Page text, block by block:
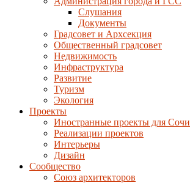
Слушания
Документы
Градсовет и Архсекция
Общественный градсовет
Недвижимость
Инфраструктура
Развитие
Туризм
Экология
Проекты
Иностранные проекты для Сочи
Реализации проектов
Интерьеры
Дизайн
Сообщество
Союз архитекторов